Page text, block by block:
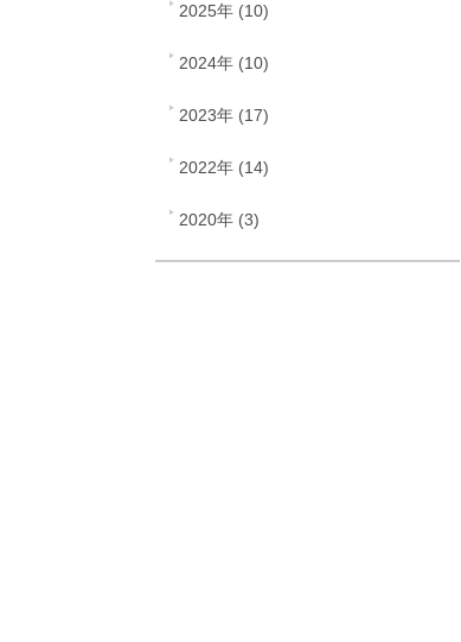
2025年 (10)
2024年 (10)
2023年 (17)
2022年 (14)
2020年 (3)